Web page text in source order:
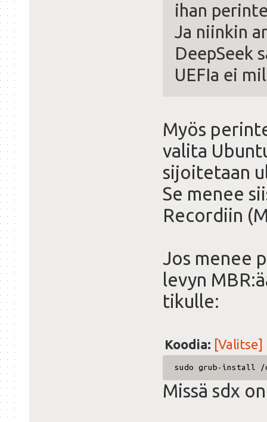
ihan
Ja niinkin
DeepSeek
UEFIa ei
Myös
valita
sijoitetaan
Se menee
Recordiin
Jos menee
levyn
tikulle:
Koodia: [Valitse]
sudo grub-install /
Missä sdx